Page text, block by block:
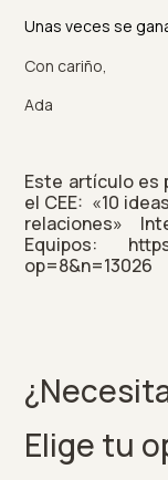
Unas veces se
Con cariño,
Ada
Este artículo es
el CEE: «10
relaciones»
Equipos:
op=8&n=13026
Elige tu